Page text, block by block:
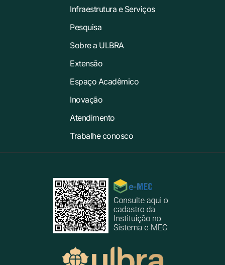
Infraestrutura e Serviços
Pesquisa
Sobre a ULBRA
Extensão
Espaço Acadêmico
Inovação
Atendimento
Trabalhe conosco